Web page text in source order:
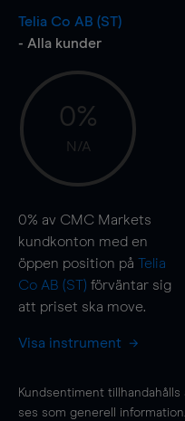
Telia Co AB (ST)
- Alla kunder
0%
N/A
0% av CMC Markets
kundkonton med en
öppen position på Telia
Co AB (ST) förväntar sig
att priset ska move.
Visa instrument
Kundsentiment
ses som generell